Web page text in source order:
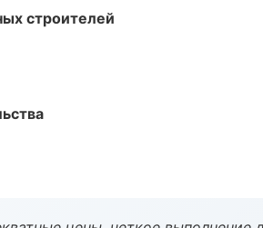
строителей